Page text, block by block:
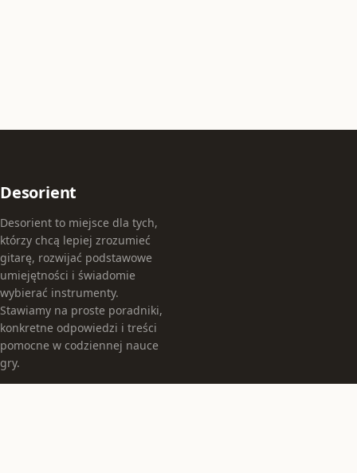
Desorient
Desorient to miejsce dla tych,
którzy chcą lepiej zrozumieć
gitarę, rozwijać podstawowe
umiejętności i świadomie
wybierać instrumenty.
Stawiamy na proste poradniki,
konkretne odpowiedzi i treści
pomocne w codziennej nauce
gry.